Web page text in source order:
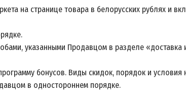
на странице товара в белорусских рублях и
указанными Продавцом в разделе «доставка
бонусов. Виды скидок, порядок и условия
в одностороннем порядке.